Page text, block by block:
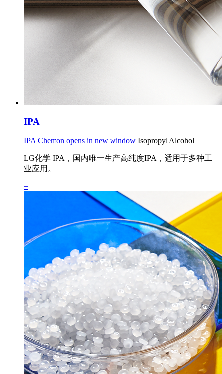
IPA
IPA Chemon opens in new window Isopropyl Alcohol
LG化学 IPA，国内唯一生产高纯度IPA，适用于多种工
业应用。
+